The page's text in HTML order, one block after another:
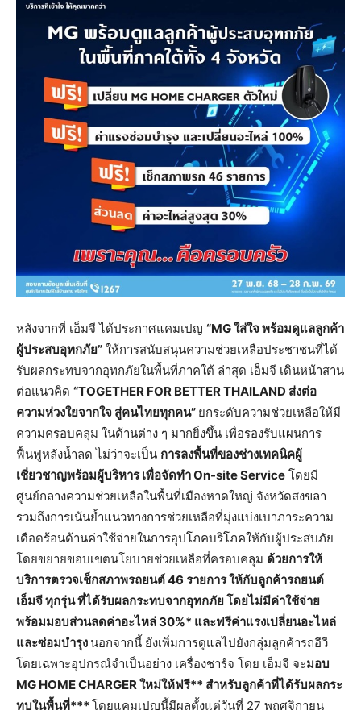
หลังจากที่ เอ็มจี ได้ประกาศแคมเปญ “MGใส่ใจพร้อมดูแลลูกค้า
ผู้ประสบอุทกภัย” ให้การสนับสนุนความช่วยเหลือประชาชนที่ได้
รับผลกระทบจากอุทกภัยในพื้นที่ภาคใต้ ล่าสุด เอ็มจี เดินหน้าสาน
ต่อแนวคิด “TOGETHER FOR BETTER THAILAND ส่งต่อ
ความห่วงใยจากใจ สู่คนไทยทุกคน” ยกระดับความช่วยเหลือให้มี
ความครอบคลุม ในด้านต่าง ๆ มากยิ่งขึ้น เพื่อรองรับแผนการ
ฟื้นฟูหลังน้ำลด ไม่ว่าจะเป็น การลงพื้นที่ของช่างเทคนิคผู้
เชี่ยวชาญพร้อมผู้บริหาร เพื่อจัดทำOn-site Service โดยมี
ศูนย์กลางความช่วยเหลือในพื้นที่เมืองหาดใหญ่ จังหวัดสงขลา
รวมถึงการเน้นย้ำแนวทางการช่วยเหลือที่มุ่งแบ่งเบาภาระความ
เดือดร้อนด้านค่าใช้จ่ายในการอุปโภคบริโภคให้กับผู้ประสบภัย
โดยขยายขอบเขตนโยบายช่วยเหลือที่ครอบคลุม ด้วยการให้
บริการตรวจเช็กสภาพรถยนต์46 รายการให้กับลูกค้ารถยนต์
เอ็มจีทุกรุ่นที่ได้รับผลกระทบจากอุทกภัยโดยไม่มีค่าใช้จ่าย
พร้อมมอบส่วนลดค่าอะไหล่ 30%* และฟรีค่าแรงเปลี่ยนอะไหล่
และซ่อมบำรุงนอกจากนี้ ยังเพิ่มการดูแลไปยังกลุ่มลูกค้ารถอีวี
โดยเฉพาะอุปกรณ์จำเป็นอย่าง เครื่องชาร์จ โดย เอ็มจี จะมอบ
MG HOME CHARGER ใหม่ให้ฟรี** สำหรับลูกค้าที่ได้รับผลกระ
ทบในพื้นที่*** โดยแคมเปญนี้มีผลตั้งแต่วันที่ 27 พฤศจิกายน